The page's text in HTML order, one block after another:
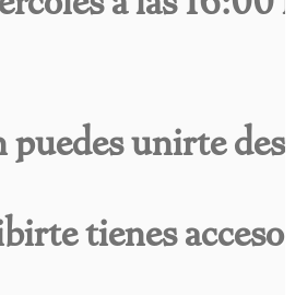
unirte
tienes acceso